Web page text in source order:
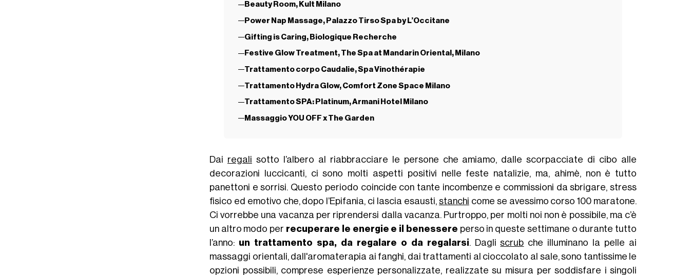
Beauty Room, Kult Milano
Power Nap Massage, Palazzo Tirso Spa by L’Occitane
Gifting is Caring, Biologique Recherche
Festive Glow Treatment, The Spa at Mandarin Oriental, Milano
Trattamento corpo Caudalie, Spa Vinothérapie
Trattamento Hydra Glow, Comfort Zone Space Milano
Trattamento SPA: Platinum, Armani Hotel Milano
Massaggio YOU OFF x The Garden
Dai regali sotto l’albero al riabbracciare le persone che amiamo, dalle scorpacciate di cibo alle
decorazioni luccicanti, ci sono molti aspetti positivi nelle feste natalizie, ma, ahimè, non è tutto
panettoni e sorrisi. Questo periodo coincide con tante incombenze e commissioni da sbrigare, stress
fisico ed emotivo che, dopo l’Epifania, ci lascia esausti, stanchi come se avessimo corso 100 maratone.
Ci vorrebbe una vacanza per riprendersi dalla vacanza. Purtroppo, per molti noi non è possibile, ma c’è
un altro modo per recuperare le energie e il benessere perso in queste settimane o durante tutto
l’anno: un trattamento spa, da regalare o da regalarsi . Dagliscrub che illuminano la pelle ai
massaggi orientali, dall'aromaterapia ai fanghi, dai trattamenti al cioccolato al sale, sono tantissime le
opzioni possibili, comprese esperienze personalizzate, realizzate su misura per soddisfare i singoli